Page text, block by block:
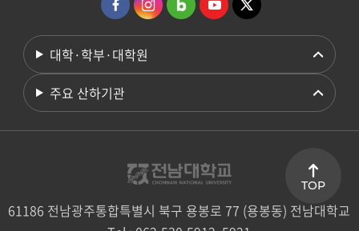
대학·학부·대학원
주요 산하기관
61186 전남광주통합특별시 북구 용봉로 77 (용봉동) 전남대학교
TOP